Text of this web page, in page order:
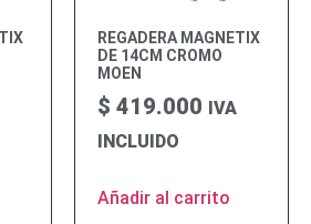
REGADERA MAGNETIX
DE 14CM CROMO
MOEN
$ 419.000 IVA
INCLUIDO
Añadir al carrito